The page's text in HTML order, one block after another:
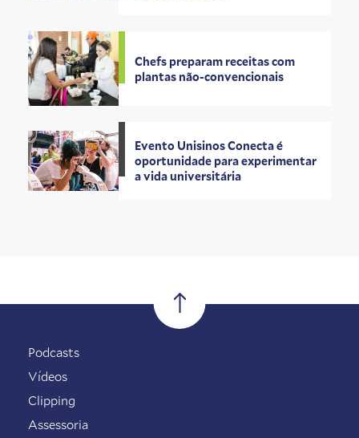
Chefs preparam receitas com
plantas não-convencionais
Evento Unisinos Conecta é
oportunidade para experimentar
a vida universitária
Podcasts
Vídeos
Clipping
Assessoria